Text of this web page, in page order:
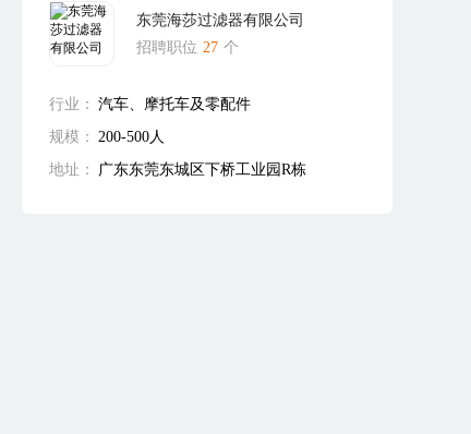
东莞海莎过滤器有限公司
招聘职位 27 个
行业： 汽车、摩托车及零配件
规模： 200-500人
地址：
广东东莞东城区下桥工业园R栋